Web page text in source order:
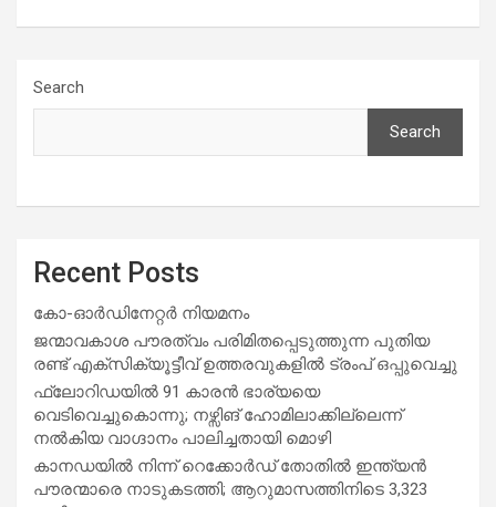
Search
Search
Recent Posts
കോ-ഓർഡിനേറ്റർ നിയമനം
ജന്മാവകാശ പൗരത്വം പരിമിതപ്പെടുത്തുന്ന പുതിയ
രണ്ട് എക്സിക്യൂട്ടീവ് ഉത്തരവുകളിൽ ട്രംപ് ഒപ്പുവെച്ചു
ഫ്ലോറിഡയിൽ 91 കാരൻ ഭാര്യയെ
വെടിവെച്ചുകൊന്നു; നഴ്സിങ് ഹോമിലാക്കില്ലെന്ന്
നൽകിയ വാഗ്ദാനം പാലിച്ചതായി മൊഴി
കാനഡയിൽ നിന്ന് റെക്കോർഡ് തോതിൽ ഇന്ത്യൻ
പൗരന്മാരെ നാടുകടത്തി; ആറുമാസത്തിനിടെ 3,323